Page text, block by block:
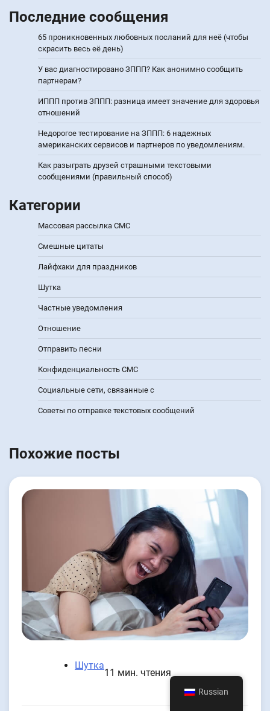
Последние сообщения
65 проникновенных любовных посланий для неё (чтобы
скрасить весь её день)
У вас диагностировано ЗППП? Как анонимно сообщить
партнерам?
ИППП против ЗППП: разница имеет значение для здоровья
отношений
Недорогое тестирование на ЗППП: 6 надежных
американских сервисов и партнеров по уведомлениям.
Как разыграть друзей страшными текстовыми
сообщениями (правильный способ)
Категории
Массовая рассылка СМС
Смешные цитаты
Лайфхаки для праздников
Шутка
Частные уведомления
Отношение
Отправить песни
Конфиденциальность СМС
Социальные сети, связанные с
Советы по отправке текстовых сообщений
Похожие посты
Шутка
11 мин. чтения
Russian